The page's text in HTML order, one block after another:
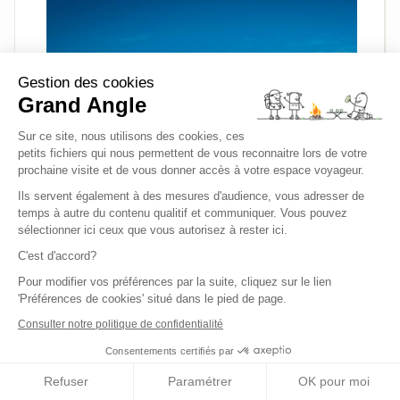
Gestion des cookies
Grand Angle
Sur ce site, nous utilisons des cookies, ces
petits fichiers qui nous permettent de vous reconnaitre lors de votre
prochaine visite et de vous donner accès à votre espace voyageur.
Ils servent également à des mesures d'audience, vous adresser de
temps à autre du contenu qualitif et communiquer. Vous pouvez
sélectionner ici ceux que vous autorisez à rester ici.
C'est d'accord?
Pour modifier vos préférences par la suite, cliquez sur le lien
'Préférences de cookies' situé dans le pied de page.
Consulter notre politique de confidentialité
Consentements certifiés par
Refuser Paramétrer OK pour moi
Sellin © Pixabay